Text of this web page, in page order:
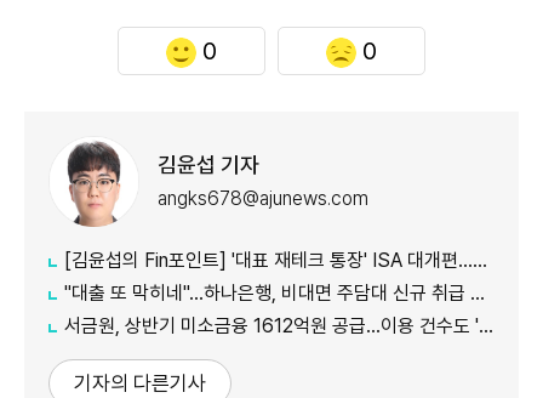
0 0
김윤섭 기자
angks678@ajunews.com
[김윤섭의 Fin포인트] '대표 재테크 통장' ISA 대개편…나에게 맞는 전략은?
"대출 또 막히네"…하나은행, 비대면 주담대 신규 취급 중단
서금원, 상반기 미소금융 1612억원 공급…이용 건수도 '역대 최대'
기자의 다른기사